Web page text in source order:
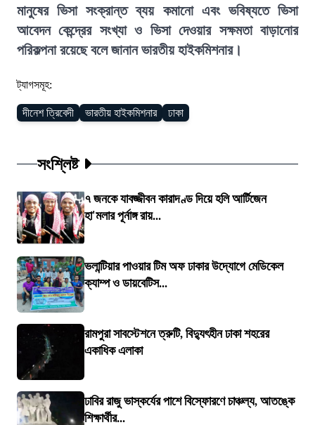
মানুষের ভিসা সংক্রান্ত ব্যয় কমানো এবং ভবিষ্যতে ভিসা
আবেদন কেন্দ্রের সংখ্যা ও ভিসা দেওয়ার সক্ষমতা বাড়ানোর
পরিকল্পনা রয়েছে বলে জানান ভারতীয় হাইকমিশনার।
ট্যাগসমূহ:
দীনেশ ত্রিবেদী ভারতীয় হাইকমিশনার ঢাকা
সংশ্লিষ্ট
৭ জনকে যাবজ্জীবন কারাদণ্ড দিয়ে হলি আর্টিজেন
হা'মলার পূর্নাঙ্গ রায়...
ভলান্টিয়ার পাওয়ার টিম অফ ঢাকার উদ্যোগে মেডিকেল
ক্যাম্প ও ডায়বেটিস...
রামপুরা সাবস্টেশনে ত্রুটি, বিদ্যুৎহীন ঢাকা শহরের
একাধিক এলাকা
ঢাবির রাজু ভাস্কর্যের পাশে বিস্ফোরণে চাঞ্চল্য, আতঙ্কে
শিক্ষার্থীর...